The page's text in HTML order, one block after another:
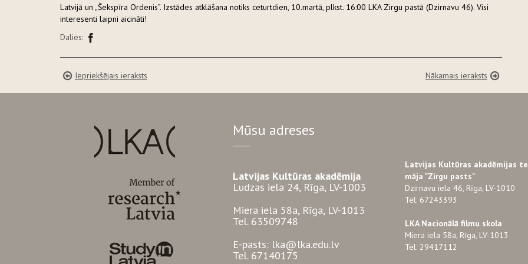
Latvijā un „Šekspīra Ordenis”. Izstādes atklāšana notiks ceturtdien, 10.martā, plkst. 16:00 LKA Zirgu pastā (Dzirnavu 46). Visi
interesenti laipni aicināti!
Dalies:
Iepriekšējais ieraksts Nākamais ieraksts
Mūsu adreses
Latvijas Kultūras akadēmija
Ludzas iela 24, Rīga, LV-1003
Miera iela 58a, Rīga, LV-1013
Tel. 63509748
E-pasts: lka@lka.edu.lv
Tel. 67140175
Latvijas Kultūras akadēmijas
māja "Zirgu pasts"
Dzirnavu iela 46, Rīga, LV-1010
Tel. 67243393
LKA Nacionālā filmu skola
Miera iela 58a, Rīga, LV-1013
Tel. 29417112